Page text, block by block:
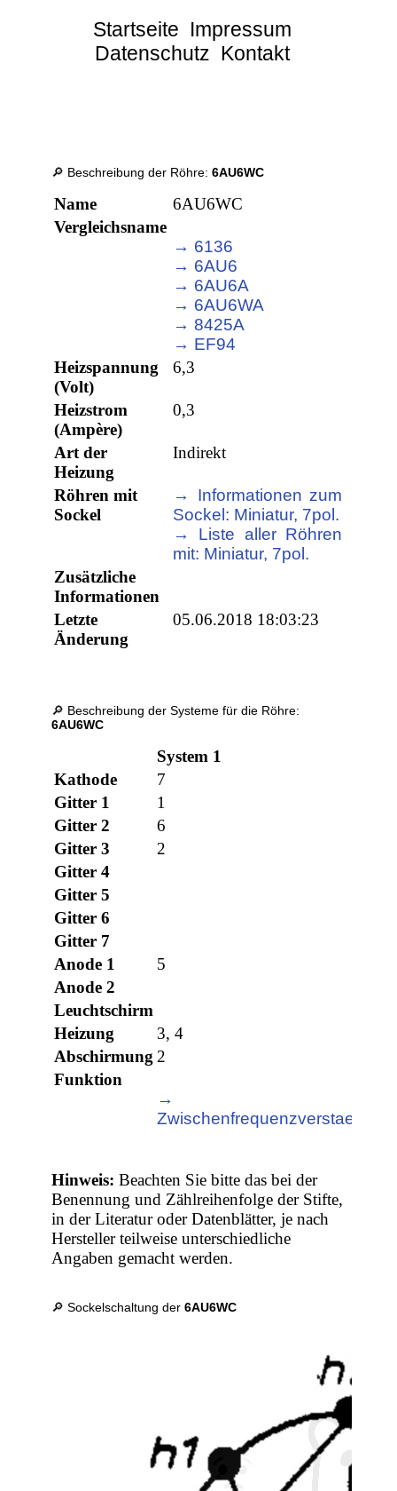
Startseite Impressum
Datenschutz Kontakt
🔎 Beschreibung der Röhre:6AU6WC
Name
6AU6WC
Vergleichsname
→ 6136
→ 6AU6
→ 6AU6A
→ 6AU6WA
→ 8425A
→ EF94
Heizspannung
(Volt)
6,3
Heizstrom
(Ampère)
0,3
Art der
Heizung
Indirekt
Röhren mit
Sockel
→ Informationen zum
Sockel: Miniatur, 7pol.
→ Liste aller Röhren
mit: Miniatur, 7pol.
Zusätzliche
Informationen
Letzte
Änderung
05.06.2018 18:03:23
🔎 Beschreibung der Systeme für die Röhre:
6AU6WC
System 1
Kathode
7
Gitter 1
1
Gitter 2
6
Gitter 3
2
Gitter 4
Gitter 5
Gitter 6
Gitter 7
Anode 1
5
Anode 2
Leuchtschirm
Heizung
3, 4
Abschirmung 2
Funktion
→
Zwischenfrequenzverstaerker
Hinweis: Beachten Sie bitte das bei der
Benennung und Zählreihenfolge der Stifte,
in der Literatur oder Datenblätter, je nach
Hersteller teilweise unterschiedliche
Angaben gemacht werden.
🔎 Sockelschaltung der6AU6WC